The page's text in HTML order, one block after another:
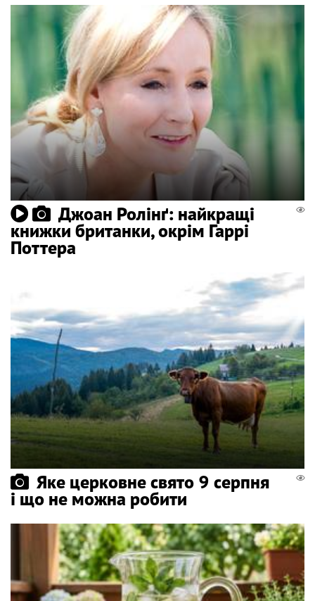
Джоан Ролінґ: найкращі
книжки британки, окрім Гаррі
Поттера
Яке церковне свято 9 серпня
і що не можна робити